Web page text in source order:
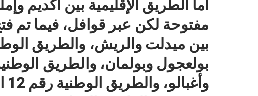
أما الطريق الإقليمية بين أكديم
مفتوحة لكن عبر قوافل، فيما تم